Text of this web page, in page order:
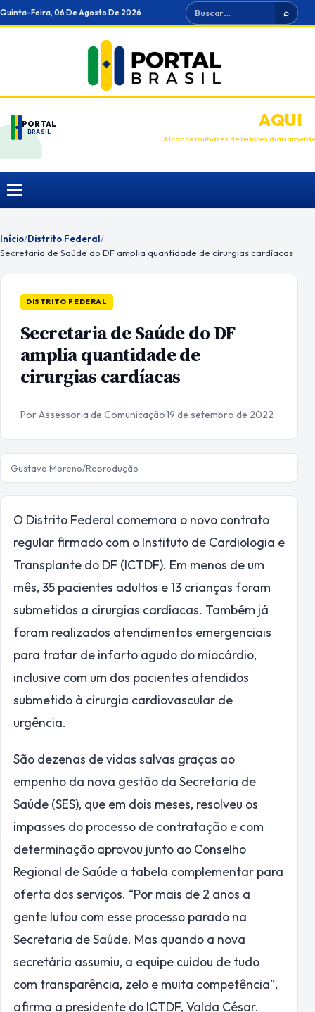
Ir
para
Quinta-Feira, 06 De Agosto De 2026 Buscar ⌕
PORTAL
BRASIL
ANUNCIEAQUI
Alcance milhares de leitores diariamente
Menu
Início/Distrito Federal/
Secretaria de Saúde do DF amplia quantidade de cirurgias cardíacas
DISTRITO FEDERAL
Secretaria de Saúde do DF
amplia quantidade de
cirurgias cardíacas
Por Assessoria de Comunicação·19 de setembro de 2022
Gustavo Moreno/Reprodução
O Distrito Federal comemora o novo contrato
regular firmado com o Instituto de Cardiologia e
Transplante do DF (ICTDF). Em menos de um
mês, 35 pacientes adultos e 13 crianças foram
submetidos a cirurgias cardíacas. Também já
foram realizados atendimentos emergenciais
para tratar de infarto agudo do miocárdio,
inclusive com um dos pacientes atendidos
submetido à cirurgia cardiovascular de
urgência.
São dezenas de vidas salvas graças ao
empenho da nova gestão da Secretaria de
Saúde (SES), que em dois meses, resolveu os
impasses do processo de contratação e com
determinação aprovou junto ao Conselho
Regional de Saúde a tabela complementar para
oferta dos serviços. “Por mais de 2 anos a
gente lutou com esse processo parado na
Secretaria de Saúde. Mas quando a nova
secretária assumiu, a equipe cuidou de tudo
com transparência, zelo e muita competência”,
afirma a presidente do ICTDF, Valda César.